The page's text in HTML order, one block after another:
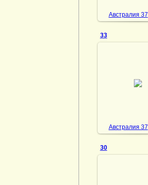
Австралия 37
33
Австралия 37
30